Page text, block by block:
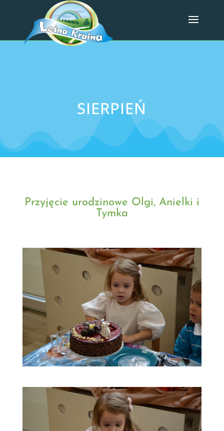
SIERPIEŃ
Przyjęcie urodzinowe Olgi, Anielki i
Tymka